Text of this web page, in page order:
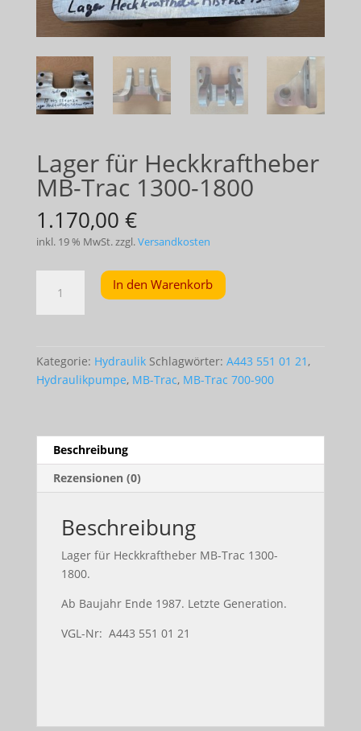
Lager für Heckkraftheber
MB-Trac 1300-1800
1.170,00 €
inkl. 19 % MwSt.zzgl.Versandkosten
Heckkraftheber
1300-
1800
In den Warenkorb
Kategorie: Hydraulik Schlagwörter: A443 551 01 21 ,
Hydraulikpumpe, MB-Trac, MB-Trac 700-900
Beschreibung
Rezensionen (0)
Beschreibung
Lager für Heckkraftheber MB-Trac 1300-
1800.
Ab Baujahr Ende 1987. Letzte Generation.
VGL-Nr: A443 551 01 21